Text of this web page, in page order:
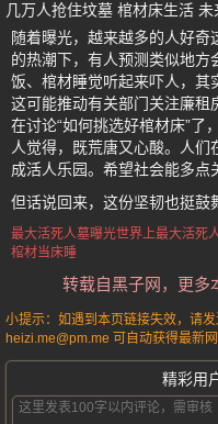
几万人抢住坟墓 棺材床生活 未
随着曝光，越来越多的人好
的热潮下，有人预测类似地
饭、棺材睡觉听起来吓人，其
这可能推动有关部门关注廉租
在讨论“如何挑选好棺材床”了
人觉得，既荒唐又心酸。人
成活人乐园。希望社会能多点
但话说回来，这份坚韧也挺鼓
最大活死人墓曝光世界上最大活死
棺材当床睡
转载自黑子网，更多
小提示：如遇到本页链接失效，请
heizi.me@pm.me 可自动获得最新
精彩用